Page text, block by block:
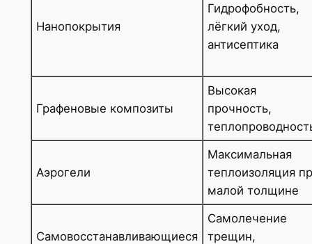
Нанопокрытия
Гидрофобность,
лёгкий уход,
антисептика
Графеновые композиты
Высокая
прочность,
Аэрогели
Максимальная
теплоизоляция
малой толщине
Самовосстанавливающиеся
Самолечение
трещин,